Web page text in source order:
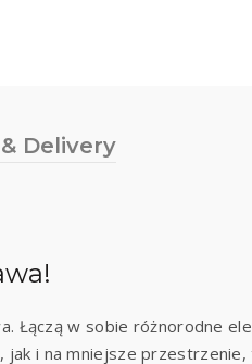
Delivery
Łączą w sobie różnorodne
jak i na mniejsze